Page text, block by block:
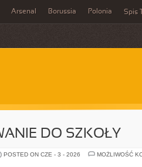
Arsenal Borussia Polonia Spis
DO SZKOŁY
POSTED ON CZE - 3 - 2026
MOŻLIWOŚĆ